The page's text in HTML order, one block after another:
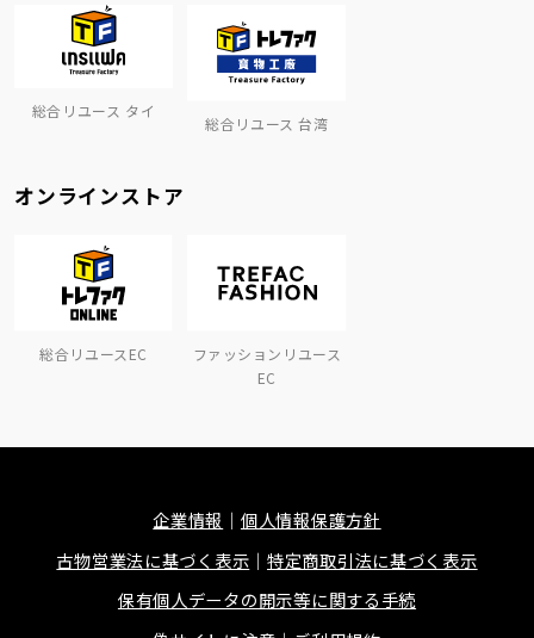
総合リユース タイ
総合リユース 台湾
オンラインストア
総合リユースEC
ファッションリユース
EC
企業情報
個人情報保護方針
古物営業法に基づく表示
特定商取引法に基づく表示
保有個人データの開示等に関する手続